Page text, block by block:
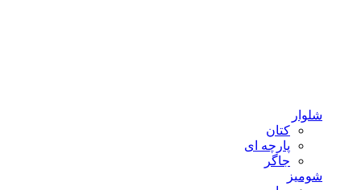
شلوار
کتان
پارچه ای
جاگر
شومیز